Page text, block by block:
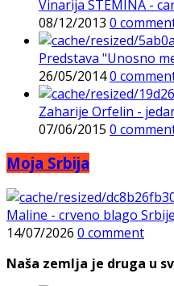
Vinarija STEMINA -
08/12/2013 0
Predstava "Unosno
26/05/20140
Zaharije Orfelin -
07/06/2015 0
Moja Srbija
Maline - crveno blago Srbije
14/07/2026 0 comment
Naša zemlja je druga u